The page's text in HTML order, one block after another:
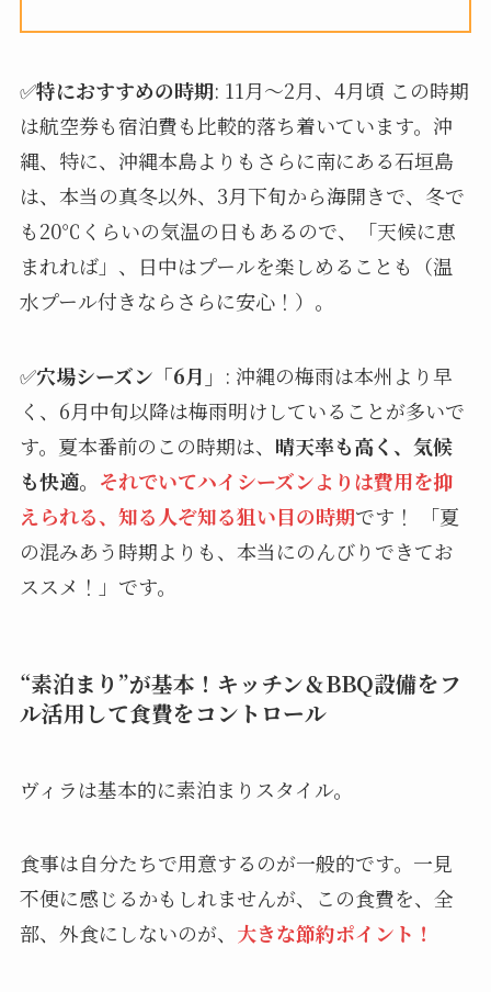
✅特におすすめの時期: 11月～2月、4月頃 この時期
は航空券も宿泊費も比較的落ち着いています。沖
縄、特に、沖縄本島よりもさらに南にある石垣島
は、本当の真冬以外、3月下旬から海開きで、冬で
も20℃くらいの気温の日もあるので、「天候に恵
まれれば」、日中はプールを楽しめることも（温
水プール付きならさらに安心！）。
✅穴場シーズン「6月」 : 沖縄の梅雨は本州より早
く、6月中旬以降は梅雨明けしていることが多いで
す。夏本番前のこの時期は、 晴天率も高く、気候
も快適。 それでいてハイシーズンよりは費用を抑
えられる、知る人ぞ知る狙い目の時期です！ 「夏
の混みあう時期よりも、本当にのんびりできてお
ススメ！」です。
“素泊まり”が基本！キッチン＆BBQ設備をフ
ル活用して食費をコントロール
ヴィラは基本的に素泊まりスタイル。
食事は自分たちで用意するのが一般的です。一見
不便に感じるかもしれませんが、この食費を、全
部、外食にしないのが、 大きな節約ポイント！